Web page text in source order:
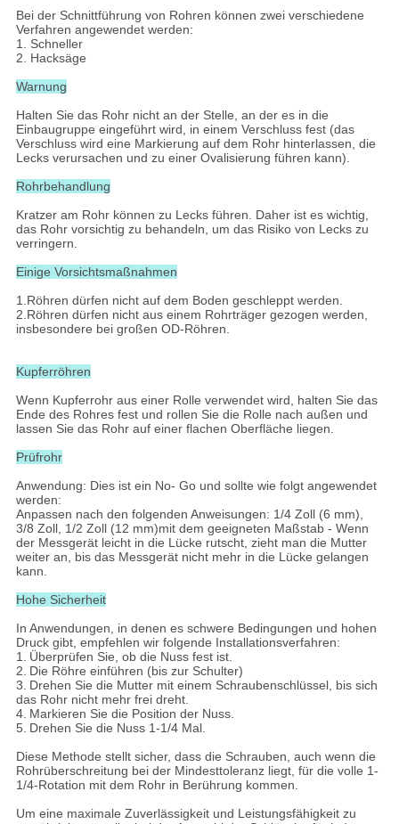
Bei der Schnittführung von Rohren können zwei verschiedene
Verfahren angewendet werden:
1. Schneller
2. Hacksäge
Warnung
Halten Sie das Rohr nicht an der Stelle, an der es in die
Einbaugruppe eingeführt wird, in einem Verschluss fest (das
Verschluss wird eine Markierung auf dem Rohr hinterlassen, die
Lecks verursachen und zu einer Ovalisierung führen kann).
Rohrbehandlung
Kratzer am Rohr können zu Lecks führen. Daher ist es wichtig,
das Rohr vorsichtig zu behandeln, um das Risiko von Lecks zu
verringern.
Einige Vorsichtsmaßnahmen
1.Röhren dürfen nicht auf dem Boden geschleppt werden.
2.Röhren dürfen nicht aus einem Rohrträger gezogen werden,
insbesondere bei großen OD-Röhren.
Kupferröhren
Wenn Kupferrohr aus einer Rolle verwendet wird, halten Sie das
Ende des Rohres fest und rollen Sie die Rolle nach außen und
lassen Sie das Rohr auf einer flachen Oberfläche liegen.
Prüfrohr
Anwendung: Dies ist ein No- Go und sollte wie folgt angewendet
werden:
Anpassen nach den folgenden Anweisungen: 1/4 Zoll (6 mm),
3/8 Zoll, 1/2 Zoll (12 mm)mit dem geeigneten Maßstab - Wenn
der Messgerät leicht in die Lücke rutscht, zieht man die Mutter
weiter an, bis das Messgerät nicht mehr in die Lücke gelangen
kann.
Hohe Sicherheit
In Anwendungen, in denen es schwere Bedingungen und hohen
Druck gibt, empfehlen wir folgende Installationsverfahren:
1. Überprüfen Sie, ob die Nuss fest ist.
2. Die Röhre einführen (bis zur Schulter)
3. Drehen Sie die Mutter mit einem Schraubenschlüssel, bis sich
das Rohr nicht mehr frei dreht.
4. Markieren Sie die Position der Nuss.
5. Drehen Sie die Nuss 1-1/4 Mal.
Diese Methode stellt sicher, dass die Schrauben, auch wenn die
Rohrüberschreitung bei der Mindesttoleranz liegt, für die volle 1-
1/4-Rotation mit dem Rohr in Berührung kommen.
Um eine maximale Zuverlässigkeit und Leistungsfähigkeit zu